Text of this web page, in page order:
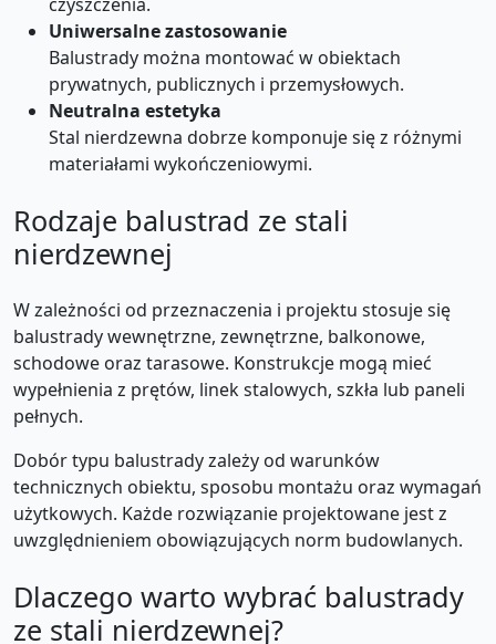
Uniwersalne zastosowanie
Balustrady można montować w obiektach
prywatnych, publicznych i przemysłowych.
Neutralna estetyka
Stal nierdzewna dobrze komponuje się z różnymi
materiałami wykończeniowymi.
Rodzaje balustrad ze stali
nierdzewnej
W zależności od przeznaczenia i projektu stosuje się
balustrady wewnętrzne, zewnętrzne, balkonowe,
schodowe oraz tarasowe. Konstrukcje mogą mieć
wypełnienia z prętów, linek stalowych, szkła lub paneli
pełnych.
Dobór typu balustrady zależy od warunków
technicznych obiektu, sposobu montażu oraz wymagań
użytkowych. Każde rozwiązanie projektowane jest z
uwzględnieniem obowiązujących norm budowlanych.
Dlaczego warto wybrać balustrady
ze stali nierdzewnej?